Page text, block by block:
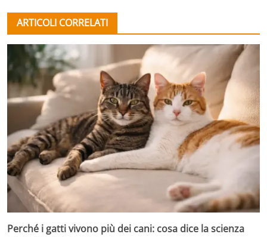
ARTICOLI CORRELATI
Perché i gatti vivono più dei cani: cosa dice la scienza